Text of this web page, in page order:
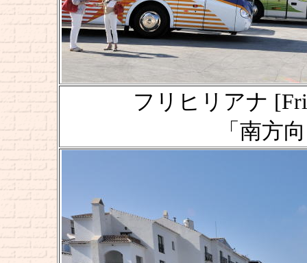
フリヒリアナ
「南方